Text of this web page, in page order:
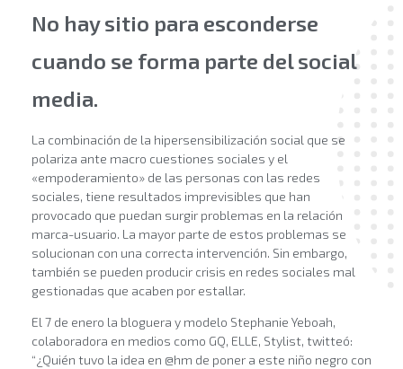
No hay sitio para esconderse
cuando se forma parte del social
media.
La combinación de la hipersensibilización social que se
polariza ante macro cuestiones sociales y el
«empoderamiento» de las personas con las redes
sociales, tiene resultados imprevisibles que han
provocado que puedan surgir problemas en la relación
marca-usuario. La mayor parte de estos problemas se
solucionan con una correcta intervención. Sin embargo,
también se pueden producir crisis en redes sociales mal
gestionadas que acaben por estallar.
El 7 de enero la bloguera y modelo Stephanie Yeboah,
colaboradora en medios como GQ, ELLE, Stylist, twitteó:
“¿Quién tuvo la idea en @hm de poner a este niño negro con